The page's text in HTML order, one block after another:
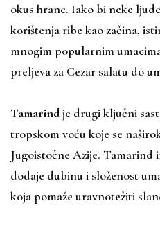
okus hrane. Iako bi neke
korištenja ribe kao začina,
mnogim popularnim
preljeva za Cezar salatu do
Tamarindje drugi ključni
tropskom voću koje se
Jugoistočne Azije. Tamarind
dodaje dubinu i složenost
koja pomaže uravnotežiti